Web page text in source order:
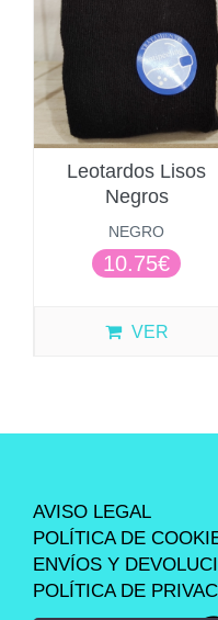
Leotardos Lisos
Negros
NEGRO
10.75€
VER
AVISO LEGAL
POLÍTICA DE
ENVÍOS Y
POLÍTICA DE